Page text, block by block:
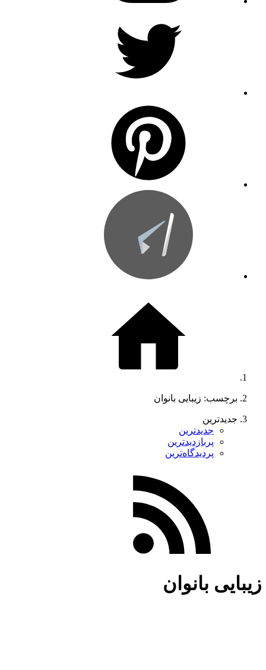
برچسب: زیبایی بانوان
جدیدترین
جدیدترین
پربازدیدترین
پردیدگاه‌ترین
زیبایی بانوان